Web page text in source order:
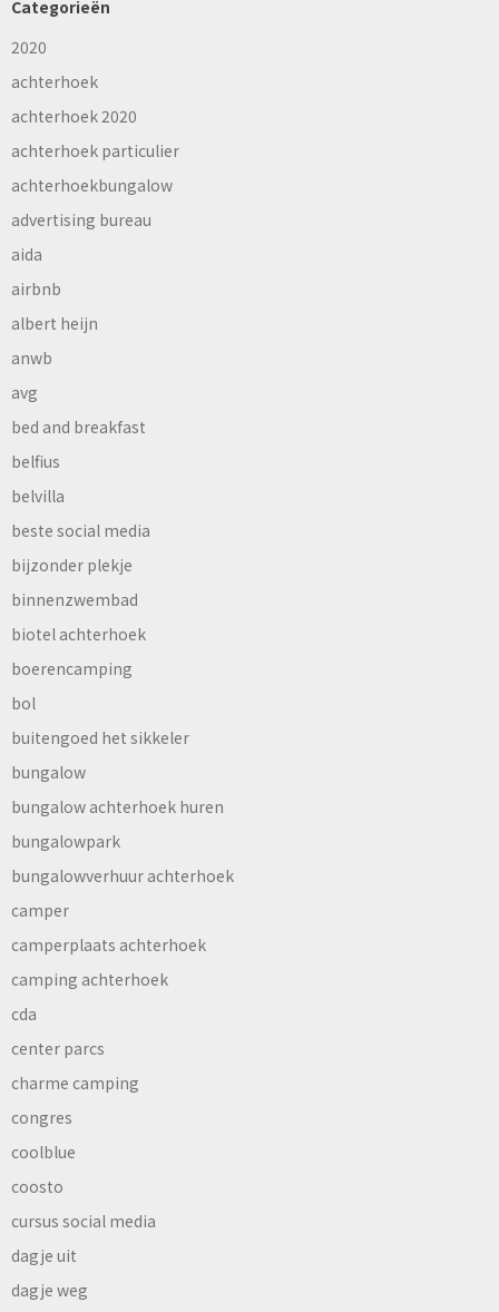
Categorieën
2020
achterhoek
achterhoek 2020
achterhoek particulier
achterhoekbungalow
advertising bureau
aida
airbnb
albert heijn
anwb
avg
bed and breakfast
belfius
belvilla
beste social media
bijzonder plekje
binnenzwembad
biotel achterhoek
boerencamping
bol
buitengoed het sikkeler
bungalow
bungalow achterhoek huren
bungalowpark
bungalowverhuur achterhoek
camper
camperplaats achterhoek
camping achterhoek
cda
center parcs
charme camping
congres
coolblue
coosto
cursus social media
dagje uit
dagje weg